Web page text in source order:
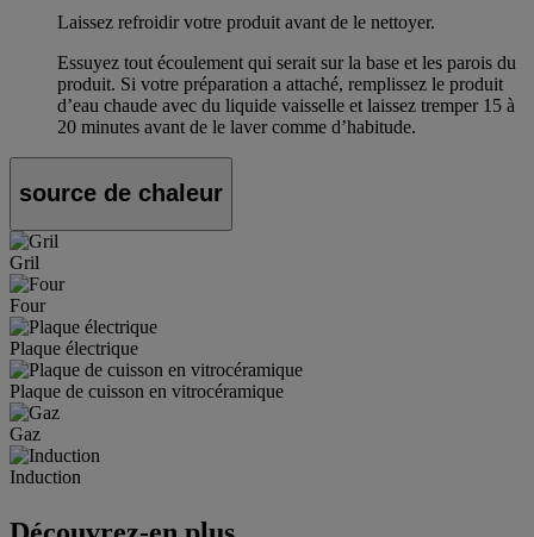
Laissez refroidir votre produit avant de le nettoyer.
Essuyez tout écoulement qui serait sur la base et les parois du
produit. Si votre préparation a attaché, remplissez le produit
d’eau chaude avec du liquide vaisselle et laissez tremper 15 à
20 minutes avant de le laver comme d’habitude.
source de chaleur
Gril
Four
Plaque électrique
Plaque de cuisson en vitrocéramique
Gaz
Induction